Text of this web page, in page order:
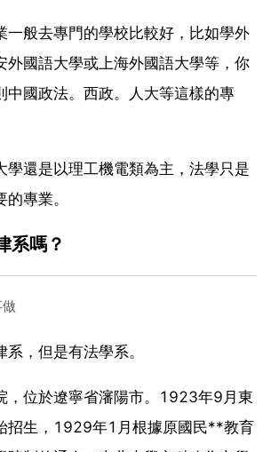
一般去專門的學校比較好，比如學外
外國語大學或上海外國語大學等，你
中國政法。西政。人大等這樣的專
學還是以理工機電類為主，法學只是
專業。
系嗎？
，但是有法學系。
，位於遼寧省瀋陽市。1923年9月東
招生，1929年1月根據原國民**教育